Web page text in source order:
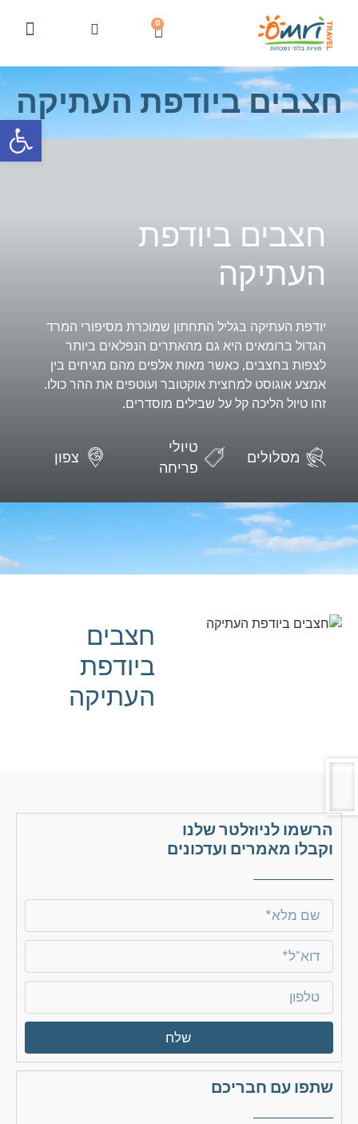
פתח
0
חצבים ביודפת העתיקה
חצבים ביודפת
העתיקה
יודפת העתיקה בגליל התחתון שמוכרת מסיפורי המרד
הגדול ברומאים היא גם מהאתרים הנפלאים ביותר
לצפות בחצבים, כאשר מאות אלפים מהם מגיחים בין
אמצע אוגוסט למחצית אוקטובר ועוטפים את ההר כולו.
זהו טיול הליכה קל על שבילים מוסדרים.
מסלולים
טיולי
פריחה
צפון
חצבים
ביודפת
העתיקה
הרשמו לניוזלטר שלנו
וקבלו מאמרים ועדכונים
שלח
שתפו עם חבריכם